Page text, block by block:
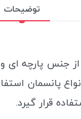
توضیحات
پارچه ای و
پانسمان
قرار گیرد.